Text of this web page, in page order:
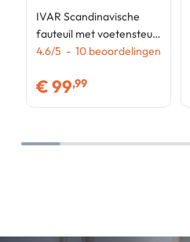
IVAR Scandinavische
fauteuil met voetensteun
in patchworkstof en
4.6/5 - 10 beoordelingen
€99,99